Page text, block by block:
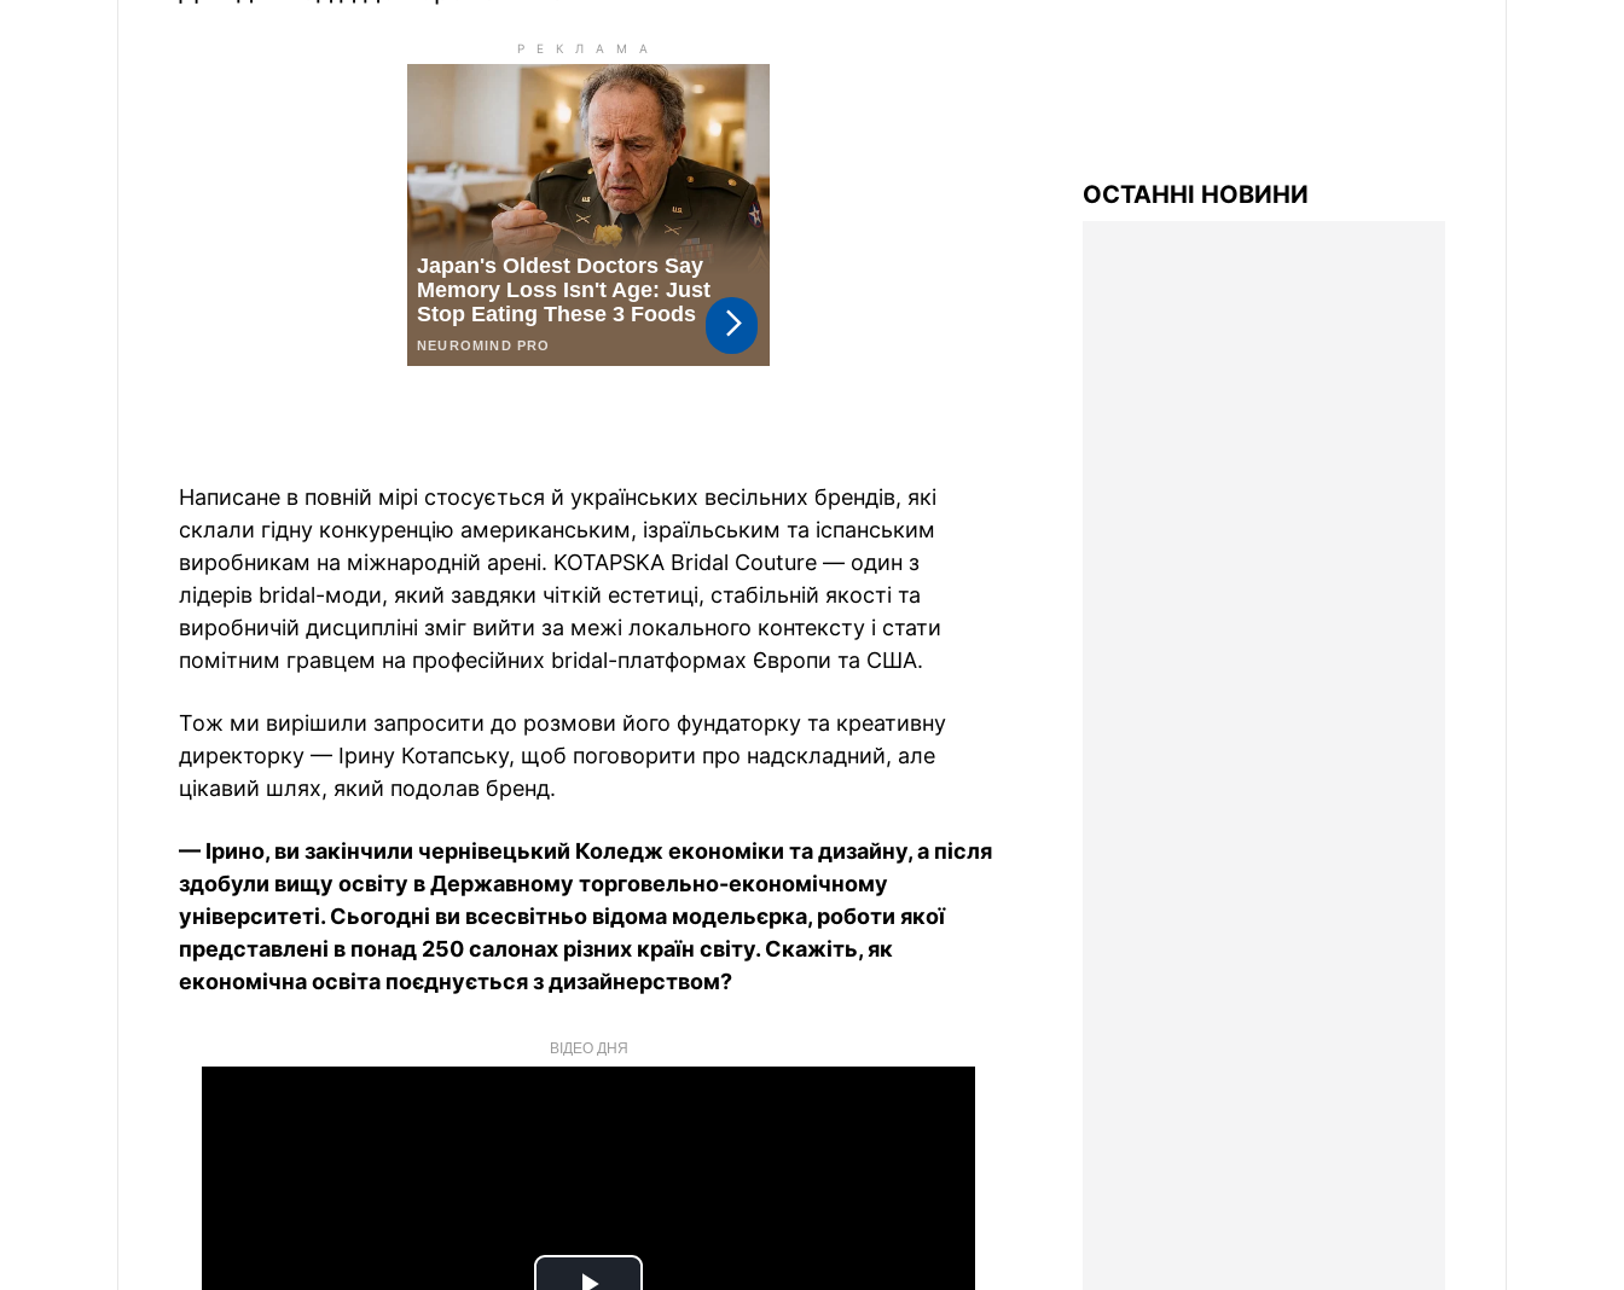
Написане в повній мірі стосується й українських весільних брендів, які
склали гідну конкуренцію американським, ізраїльським та іспанським
виробникам на міжнародній арені. KOTAPSKA Bridal Couture — один з
лідерів bridal-моди, який завдяки чіткій естетиці, стабільній якості та
виробничій дисципліні зміг вийти за межі локального контексту і стати
помітним гравцем на професійних bridal-платформах Європи та США.
Тож ми вирішили запросити до розмови його фундаторку та креативну
директорку — Ірину Котапську, щоб поговорити про надскладний, але
цікавий шлях, який подолав бренд.
— Ірино, ви закінчили чернівецький Коледж економіки та дизайну, а після
здобули вищу освіту в Державному торговельно-економічному
університеті. Сьогодні ви всесвітньо відома модельєрка, роботи якої
представлені в понад 250 салонах різних країн світу. Скажіть, як
економічна освіта поєднується з дизайнерством?
ВІДЕО ДНЯ
ОСТАННІ НОВИНИ